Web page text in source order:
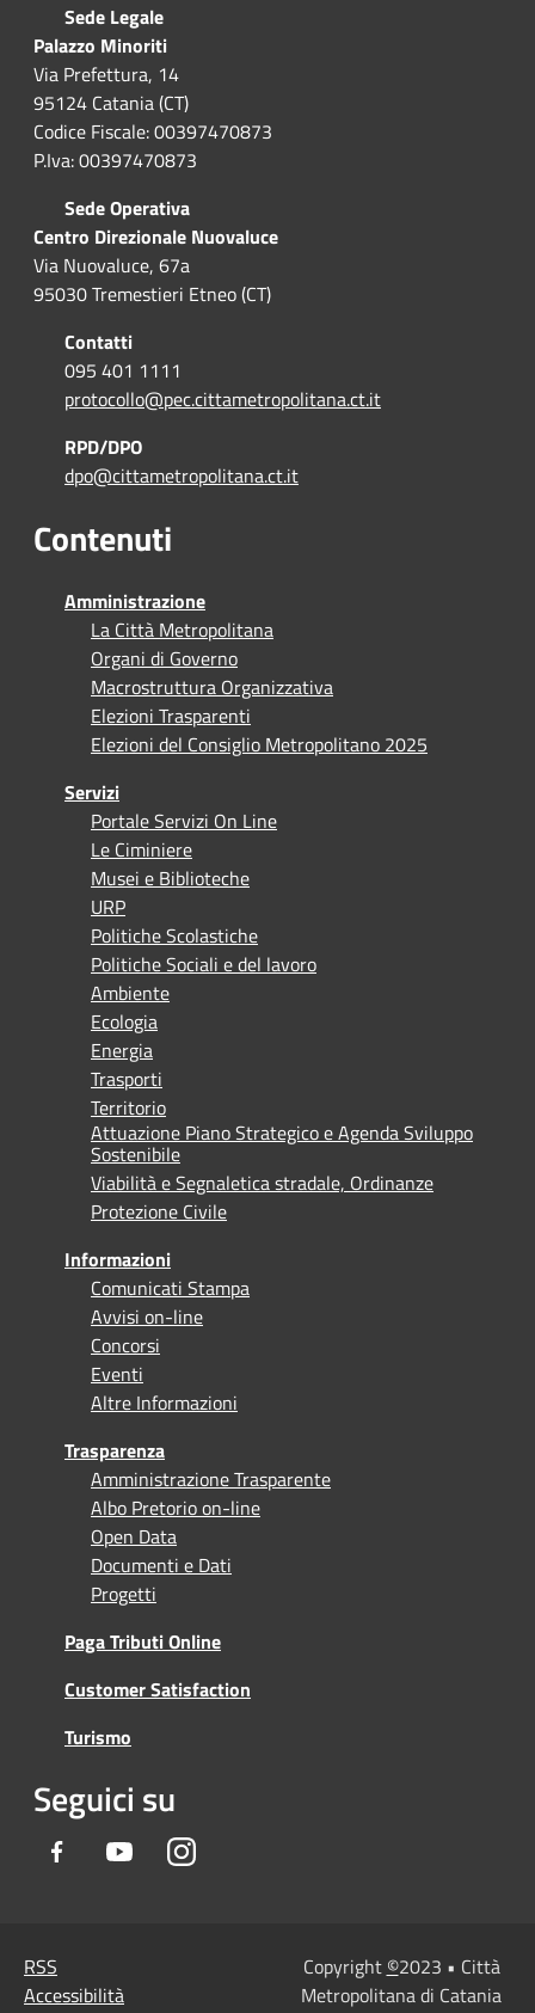
Sede Legale
Palazzo Minoriti
Via Prefettura, 14
95124 Catania (CT)
Codice Fiscale: 00397470873
P.Iva: 00397470873
Sede Operativa
Centro Direzionale Nuovaluce
Via Nuovaluce, 67a
95030 Tremestieri Etneo (CT)
Contatti
095 401 1111
protocollo@pec.cittametropolitana.ct.it
RPD/DPO
dpo@cittametropolitana.ct.it
Contenuti
Amministrazione
La Città Metropolitana
Organi di Governo
Macrostruttura Organizzativa
Elezioni Trasparenti
Elezioni del Consiglio Metropolitano 2025
Servizi
Portale Servizi On Line
Le Ciminiere
Musei e Biblioteche
URP
Politiche Scolastiche
Politiche Sociali e del lavoro
Ambiente
Ecologia
Energia
Trasporti
Territorio
Attuazione Piano Strategico e Agenda Sviluppo
Sostenibile
Viabilità e Segnaletica stradale, Ordinanze
Protezione Civile
Informazioni
Comunicati Stampa
Avvisi on-line
Concorsi
Eventi
Altre Informazioni
Trasparenza
Amministrazione Trasparente
Albo Pretorio on-line
Open Data
Documenti e Dati
Progetti
Paga Tributi Online
Customer Satisfaction
Turismo
Seguici su
Facebook YoutubeInstagram
RSS
Accessibilità
Copyright ©2023 • Città
Metropolitana di Catania